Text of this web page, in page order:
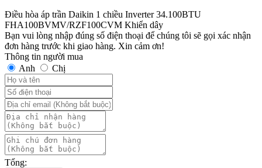
Điều hòa áp trần Daikin 1 chiều Inverter 34.100BTU
FHA100BVMV/RZF100CVM Khiển dây
Bạn vui lòng nhập đúng số điện thoại để chúng tôi sẽ gọi xác nhận
đơn hàng trước khi giao hàng. Xin cảm ơn!
Thông tin người mua
Anh
Chị
Tổng: